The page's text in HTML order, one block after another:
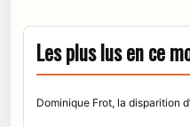
Les plus lus en ce
Dominique Frot, la disparition